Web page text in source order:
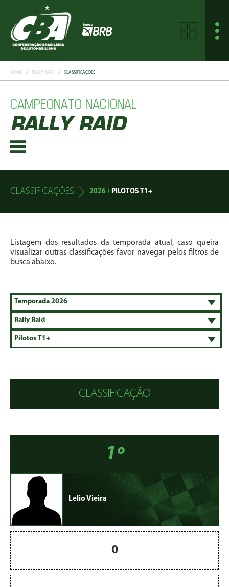
HOME RALLY RAID CLASSIFICAÇÕES
CAMPEONATO NACIONAL
RALLY RAID
CLASSIFICAÇÕES 2026 / PILOTOS T1+
Listagem dos resultados da temporada atual, caso queira
visualizar outras classificações favor navegar pelos filtros de
busca abaixo.
CLASSIFICAÇÃO
1º
Lelio Vieira
0